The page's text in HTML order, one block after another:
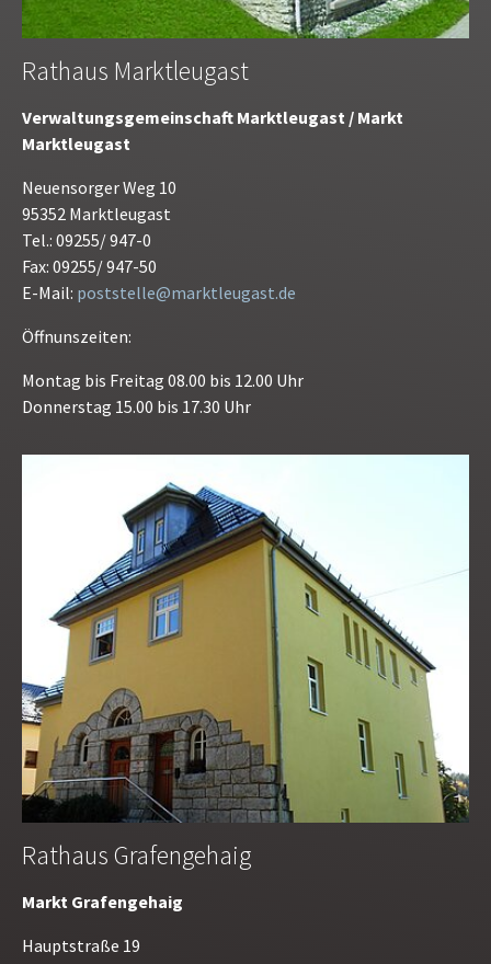
Rathaus Marktleugast
Verwaltungsgemeinschaft Marktleugast / Markt
Marktleugast
Neuensorger Weg 10
95352 Marktleugast
Tel.: 09255/ 947-0
Fax: 09255/ 947-50
E-Mail: poststelle@marktleugast.de
Öffnunszeiten:
Montag bis Freitag 08.00 bis 12.00 Uhr
Donnerstag 15.00 bis 17.30 Uhr
Rathaus Grafengehaig
Markt Grafengehaig
Hauptstraße 19